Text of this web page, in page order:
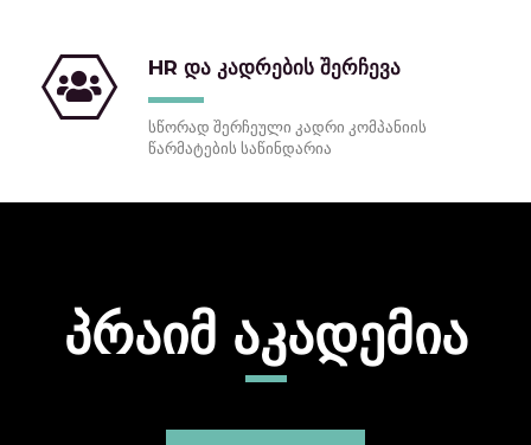
HR და კადრების შერჩევა
სწორად შერჩეული კადრი კომპანიის
წარმატების საწინდარია
პრაიმ აკადემია